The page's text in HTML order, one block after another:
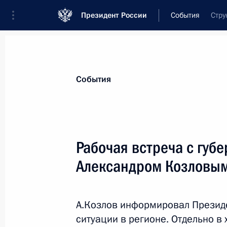
Президент России События
Новости
Посещение поликлиники
События
Рабочая встреча с
Александром
А.Козлов информировал
ситуации в регионе. Отдельно